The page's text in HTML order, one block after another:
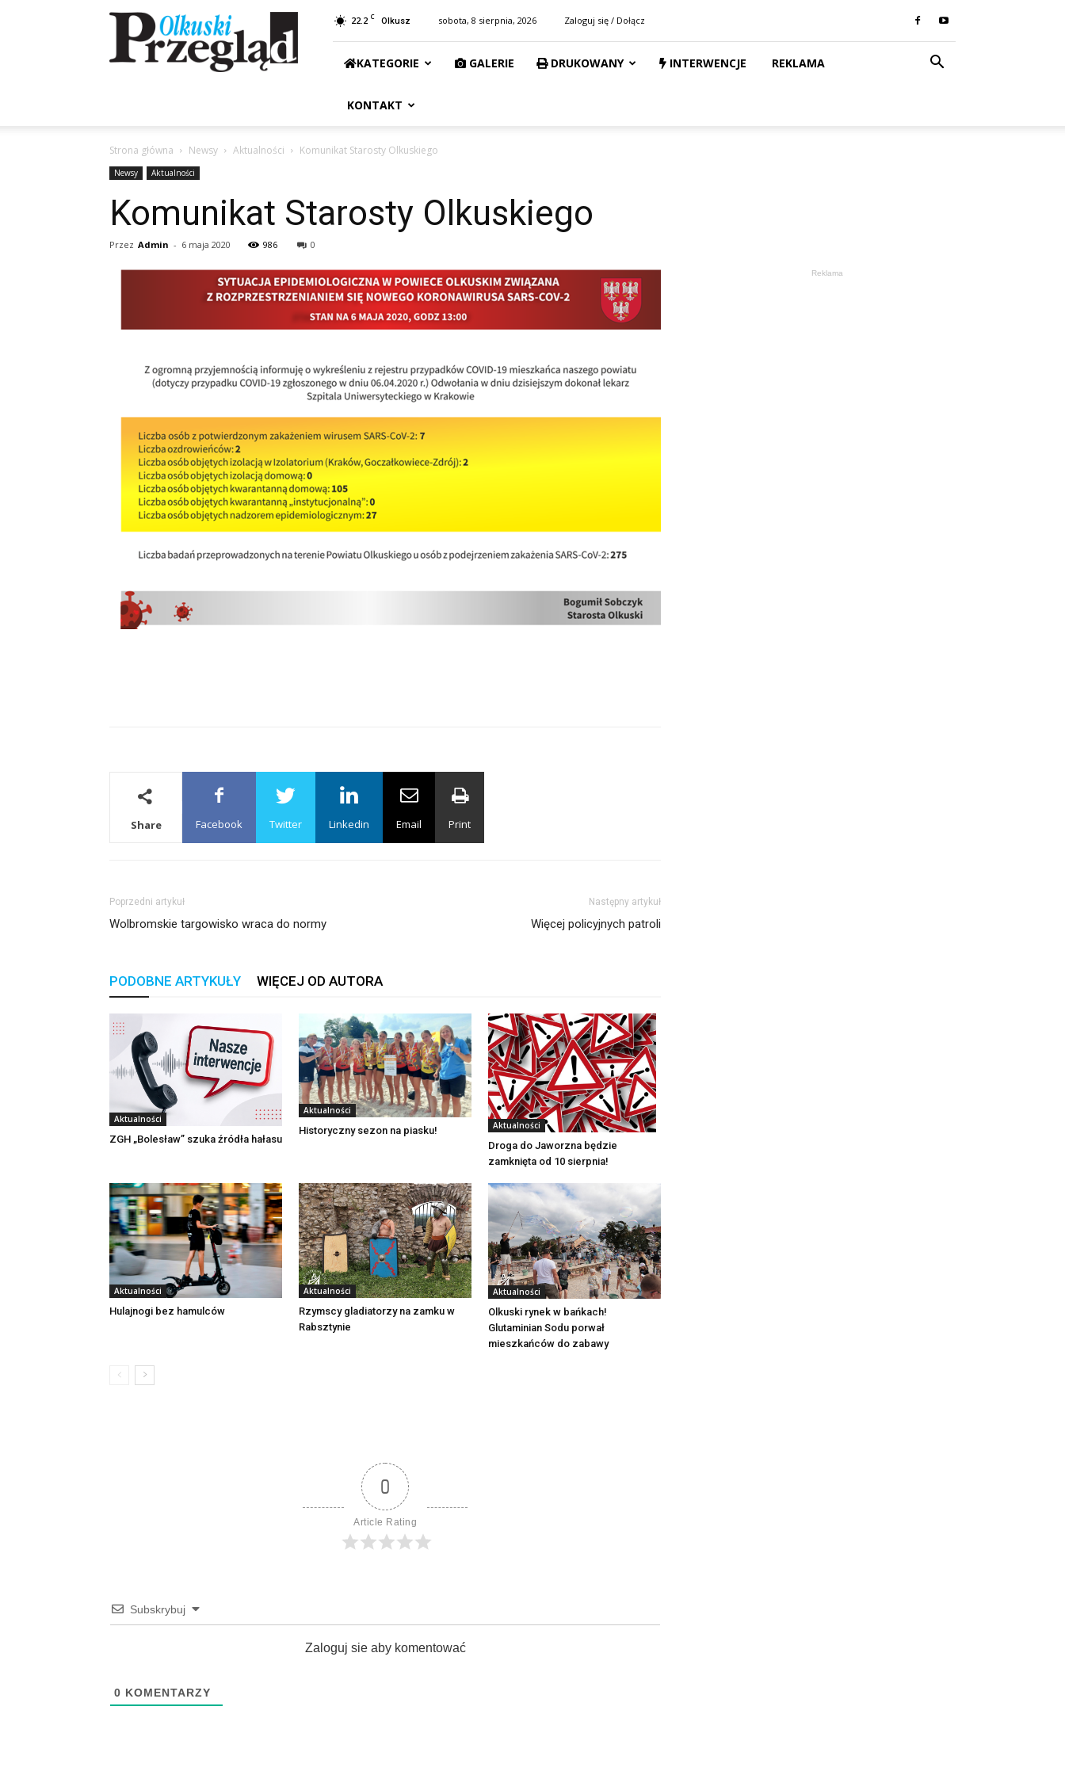
Przegląd
Olkuski
22.2 C Olkusz sobota, 8 sierpnia, 2026 Zaloguj się / Dołącz
KATEGORIE GALERIE DRUKOWANY INTERWENCJE REKLAMA
KONTAKT
Strona główna Newsy Aktualności Komunikat Starosty Olkuskiego
Newsy Aktualności
Komunikat Starosty Olkuskiego
Przez Admin - 6 maja 2020 986 0
Share Facebook Twitter Linkedin Email Print
Poprzedni artykuł
Wolbromskie targowisko wraca do normy
Następny artykuł
Więcej policyjnych patroli
PODOBNE ARTYKUŁY WIĘCEJ OD AUTORA
Aktualności
ZGH „Bolesław” szuka źródła hałasu
Aktualności
Historyczny sezon na piasku! Aktualności
Droga do Jaworzna będzie
zamknięta od 10 sierpnia!
Aktualności
Hulajnogi bez hamulców
Aktualności
Rzymscy gladiatorzy na zamku w
Rabsztynie
Aktualności
Olkuski rynek w bańkach!
Glutaminian Sodu porwał
mieszkańców do zabawy
0
Article Rating
Subskrybuj
Zaloguj sie aby komentować
0 KOMENTARZY
Reklama